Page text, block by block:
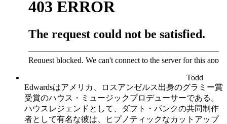
Todd
Edwardsはアメリカ、ロスアンゼルス出身のグラミー賞
受賞のハウス・ミュージックプロデューサーである。
ハウスレジェンドとして、ダフト・パンクの共同制作
者として有名な彼は、ヒプノティックなカットアップ